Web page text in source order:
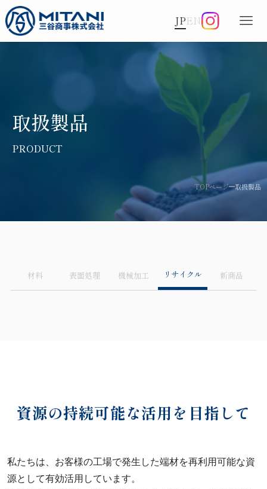
JPEN
取扱製品
TOPページ 取扱製品
材料 表面処理 機械加工 リサイクル 新商品
資源の持続可能な活用を目指して
私たちは、お客様の工場で発生した端材を再利用可能な資
源として有効活用しています。